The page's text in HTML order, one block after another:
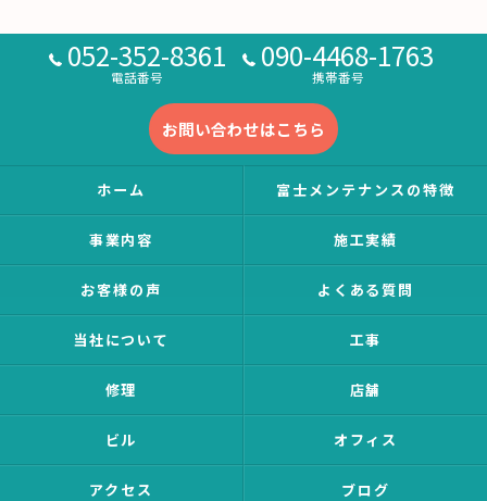
052-352-8361
電話番号
090-4468-1763
携帯番号
お問い合わせはこちら
ホーム 富士メンテナンスの特徴
事業内容 施工実績
お客様の声 よくある質問
当社について 工事
修理 店舗
ビル オフィス
アクセス ブログ